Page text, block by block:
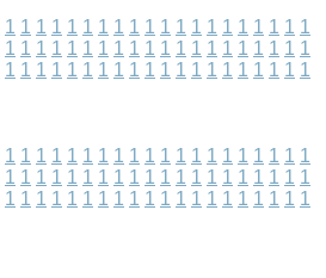
1 1 1 1 1 1 1 1 1 1 1 1 1 1 1 1 1 1 1 1
1 1 1 1 1 1 1 1 1 1 1 1 1 1 1 1 1 1 1 1
1 1 1 1 1 1 1 1 1 1 1 1 1 1 1 1 1 1 1 1
1 1 1 1 1 1 1 1 1 1 1 1 1 1 1 1 1 1 1 1
1 1 1 1 1 1 1 1 1 1 1 1 1 1 1 1 1 1 1 1
1 1 1 1 1 1 1 1 1 1 1 1 1 1 1 1 1 1 1 1